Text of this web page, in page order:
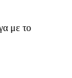
με το